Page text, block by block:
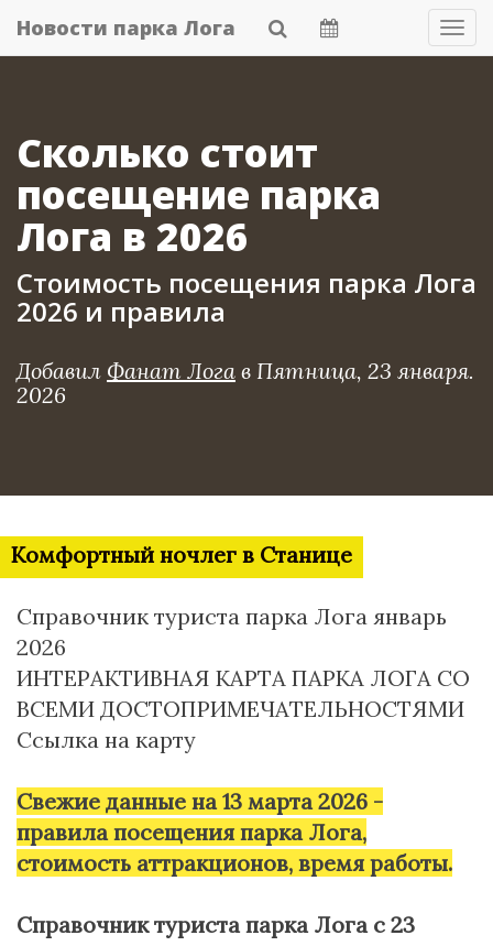
Skip
to
Новости парка Лога
Сколько стоит
посещение парка
Лога в 2026
Стоимость посещения парка Лога
2026 и правила
Добавил Фанат Лога в Пятница, 23 января.
2026
Комфортный ночлег в Станице
Справочник туриста парка Лога январь
2026
ИНТЕРАКТИВНАЯ КАРТА ПАРКА ЛОГА СО
ВСЕМИ ДОСТОПРИМЕЧАТЕЛЬНОСТЯМИ
Ссылка на карту
Свежие данные на 13 марта 2026 -
правила посещения парка Лога,
стоимость аттракционов, время работы.
Справочник туриста парка Лога c 23